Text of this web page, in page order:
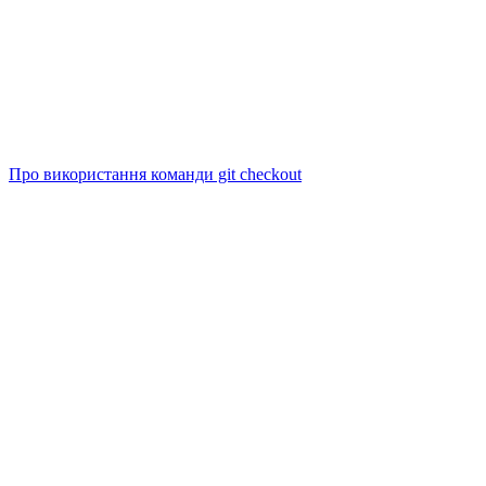
Про використання команди git checkout